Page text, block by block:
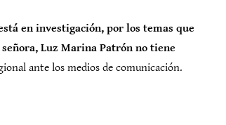
en investigación, por los temas que
Luz Marina Patrón no tiene
ante los medios de comunicación.